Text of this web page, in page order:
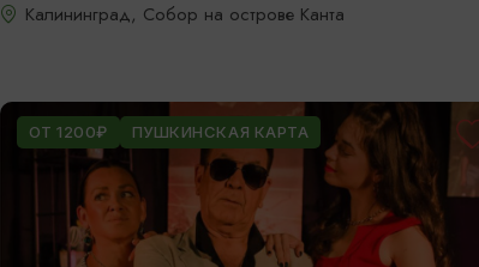
Калининград, Собор на острове Канта
ОТ 1200₽ ПУШКИНСКАЯ КАРТА